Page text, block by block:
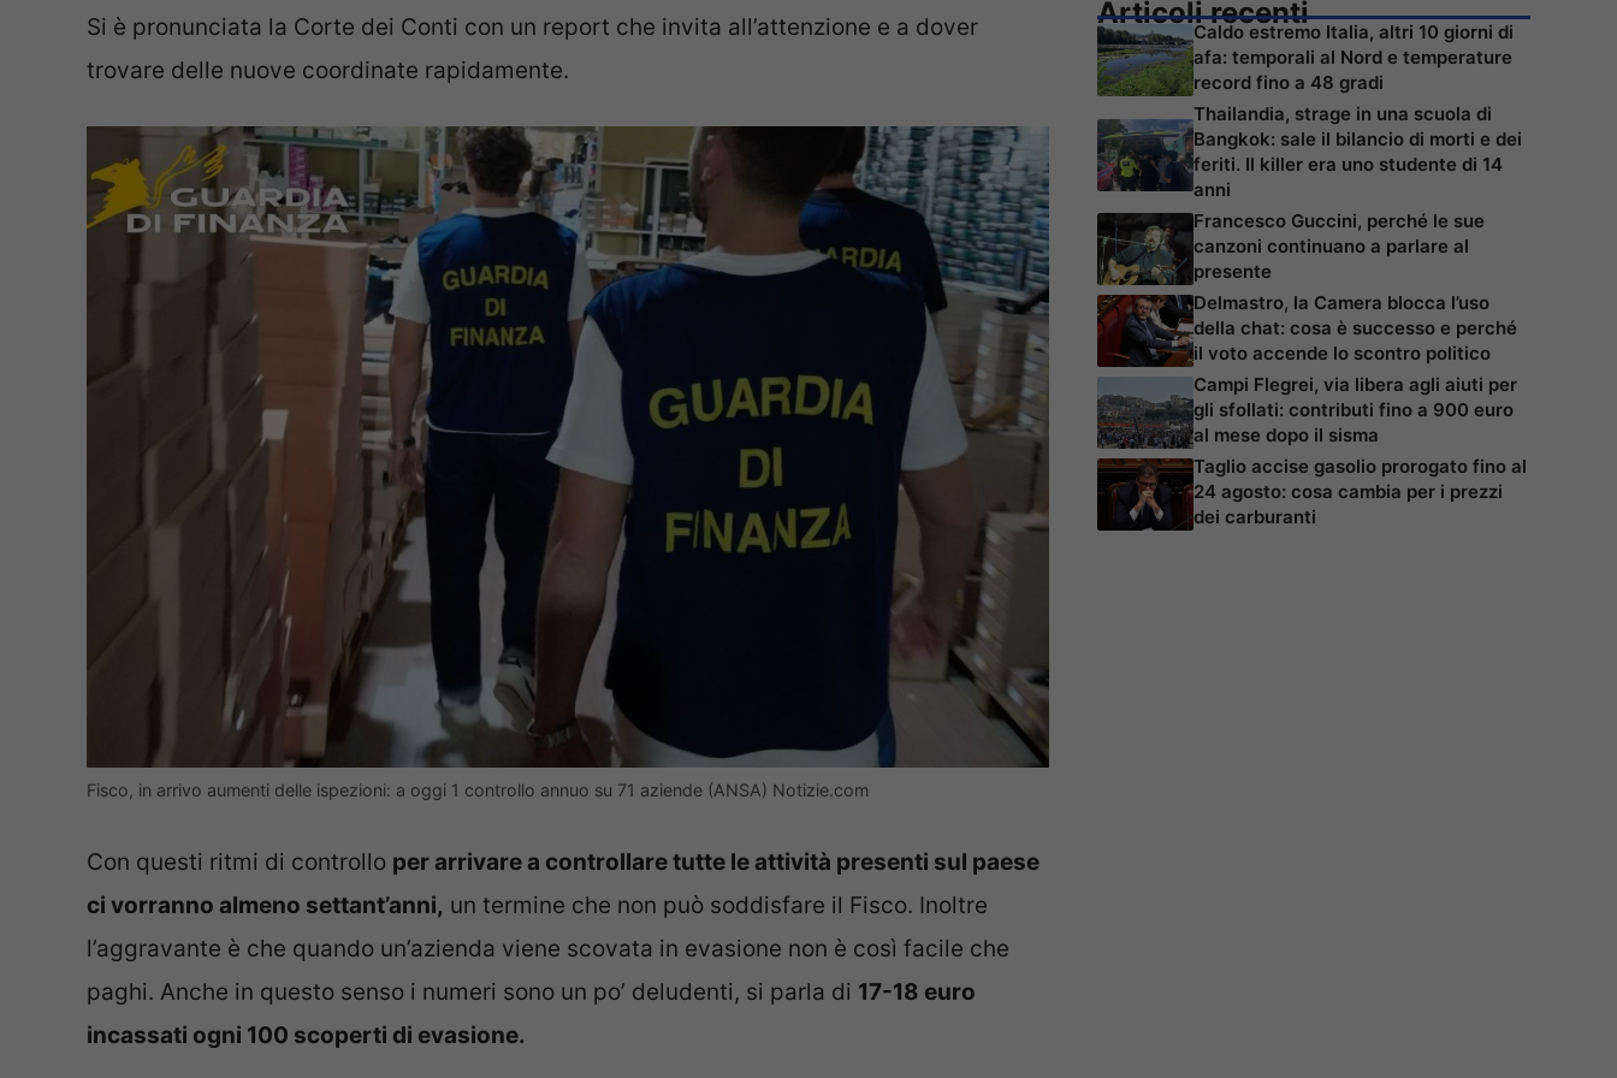
Si è pronunciata la Corte dei Conti con un report che invita all’attenzione e a dover
trovare delle nuove coordinate rapidamente.
Fisco, in arrivo aumenti delle ispezioni: a oggi 1 controllo annuo su 71 aziende (ANSA) Notizie.com
Con questi ritmi di controllo per arrivare a controllare tutte le attività presenti sul paese
ci vorranno almeno settant’anni, un termine che non può soddisfare il Fisco. Inoltre
l’aggravante è che quando un’azienda viene scovata in evasione non è così facile che
paghi. Anche in questo senso i numeri sono un po’ deludenti, si parla di 17-18 euro
incassati ogni 100 scoperti di evasione.
Articoli recenti
Caldo estremo Italia, altri 10 giorni di
afa: temporali al Nord e temperature
record fino a 48 gradi
Thailandia, strage in una scuola di
Bangkok: sale il bilancio di morti e dei
feriti. Il killer era uno studente di 14
anni
Francesco Guccini, perché le sue
canzoni continuano a parlare al
presente
Delmastro, la Camera blocca l’uso
della chat: cosa è successo e perché
il voto accende lo scontro politico
Campi Flegrei, via libera agli aiuti per
gli sfollati: contributi fino a 900 euro
al mese dopo il sisma
Taglio accise gasolio prorogato fino al
24 agosto: cosa cambia per i prezzi
dei carburanti